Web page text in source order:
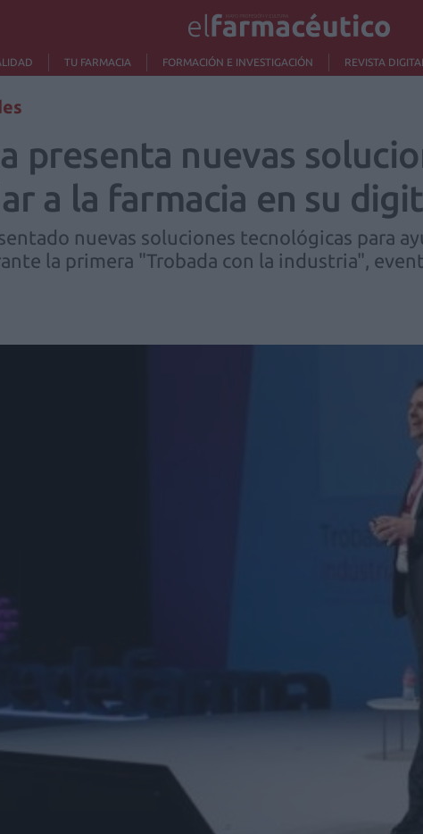
TU FARMACIA FORMACIÓN E INVESTIGACIÓN REVISTA DIGITAL
presenta nuevas
a la farmacia en su
nuevas soluciones tecnológicas para
la primera "Trobada con la industria",